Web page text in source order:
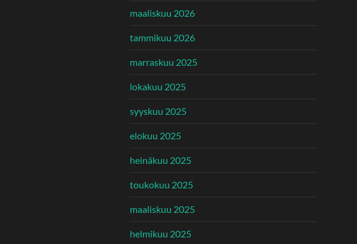
maaliskuu 2026
tammikuu 2026
marraskuu 2025
lokakuu 2025
syyskuu 2025
elokuu 2025
heinäkuu 2025
toukokuu 2025
maaliskuu 2025
helmikuu 2025